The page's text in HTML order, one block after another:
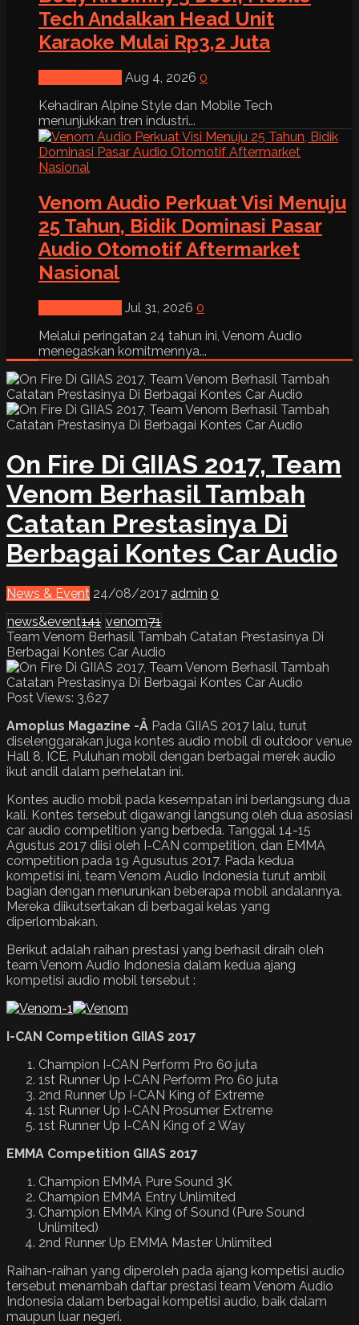
Tech Andalkan Head Unit
Karaoke Mulai Rp3,2 Juta
Aug 4, 2026 0
Kehadiran Alpine Style dan Mobile Tech
menunjukkan tren industri...
Venom Audio Perkuat Visi Menuju
25 Tahun, Bidik Dominasi Pasar
Audio Otomotif Aftermarket
Nasional
Jul 31, 2026 0
Melalui peringatan 24 tahun ini, Venom Audio
menegaskan komitmennya...
On Fire Di GIIAS 2017, Team
Venom Berhasil Tambah
Catatan Prestasinya Di
Berbagai Kontes Car Audio
News & Event 24/08/2017 admin 0
news&event141 venom71
Team Venom Berhasil Tambah Catatan Prestasinya Di
Berbagai Kontes Car Audio
Post Views: 3,627
Amoplus Magazine -Â Pada GIIAS 2017 lalu, turut
diselenggarakan juga kontes audio mobil di outdoor venue
Hall 8, ICE. Puluhan mobil dengan berbagai merek audio
ikut andil dalam perhelatan ini.
Kontes audio mobil pada kesempatan ini berlangsung dua
kali. Kontes tersebut digawangi langsung oleh dua asosiasi
car audio competition yang berbeda. Tanggal 14-15
Agustus 2017 diisi oleh I-CAN competition, dan EMMA
competition pada 19 Agusutus 2017. Pada kedua
kompetisi ini, team Venom Audio Indonesia turut ambil
bagian dengan menurunkan beberapa mobil andalannya.
Mereka diikutsertakan di berbagai kelas yang
diperlombakan.
Berikut adalah raihan prestasi yang berhasil diraih oleh
team Venom Audio Indonesia dalam kedua ajang
kompetisi audio mobil tersebut :
I-CAN Competition GIIAS 2017
Champion I-CAN Perform Pro 60 juta
1st Runner Up I-CAN Perform Pro 60 juta
2nd Runner Up I-CAN King of Extreme
1st Runner Up I-CAN Prosumer Extreme
1st Runner Up I-CAN King of 2 Way
EMMA Competition GIIAS 2017
Champion EMMA Pure Sound 3K
Champion EMMA Entry Unlimited
Champion EMMA King of Sound (Pure Sound
Unlimited)
2nd Runner Up EMMA Master Unlimited
Raihan-raihan yang diperoleh pada ajang kompetisi audio
tersebut menambah daftar prestasi team Venom Audio
Indonesia dalam berbagai kompetisi audio, baik dalam
maupun luar negeri.